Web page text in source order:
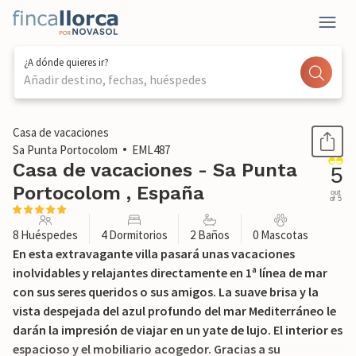
¿A dónde quieres ir?
Añadir destino, fechas, huéspedes
1 / 60
Casa de vacaciones
Sa Punta Portocolom
EML487
Casa de vacaciones - Sa Punta
Portocolom , España
5
out
of 5
8 Huéspedes 4 Dormitorios 2 Baños 0 Mascotas
En esta extravagante villa pasará unas vacaciones
inolvidables y relajantes directamente en 1ª línea de mar
con sus seres queridos o sus amigos. La suave brisa y la
vista despejada del azul profundo del mar Mediterráneo le
darán la impresión de viajar en un yate de lujo. El interior es
espacioso y el mobiliario acogedor. Gracias a su